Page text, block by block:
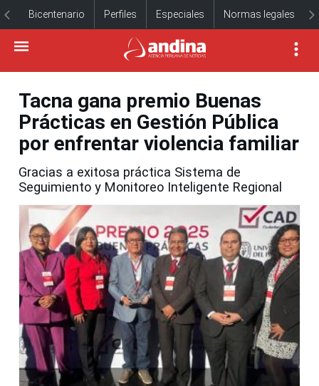
Bicentenario Perfiles Especiales Normas legales
Tacna gana premio Buenas
Prácticas en Gestión Pública
por enfrentar violencia familiar
Gracias a exitosa práctica Sistema de
Seguimiento y Monitoreo Inteligente Regional